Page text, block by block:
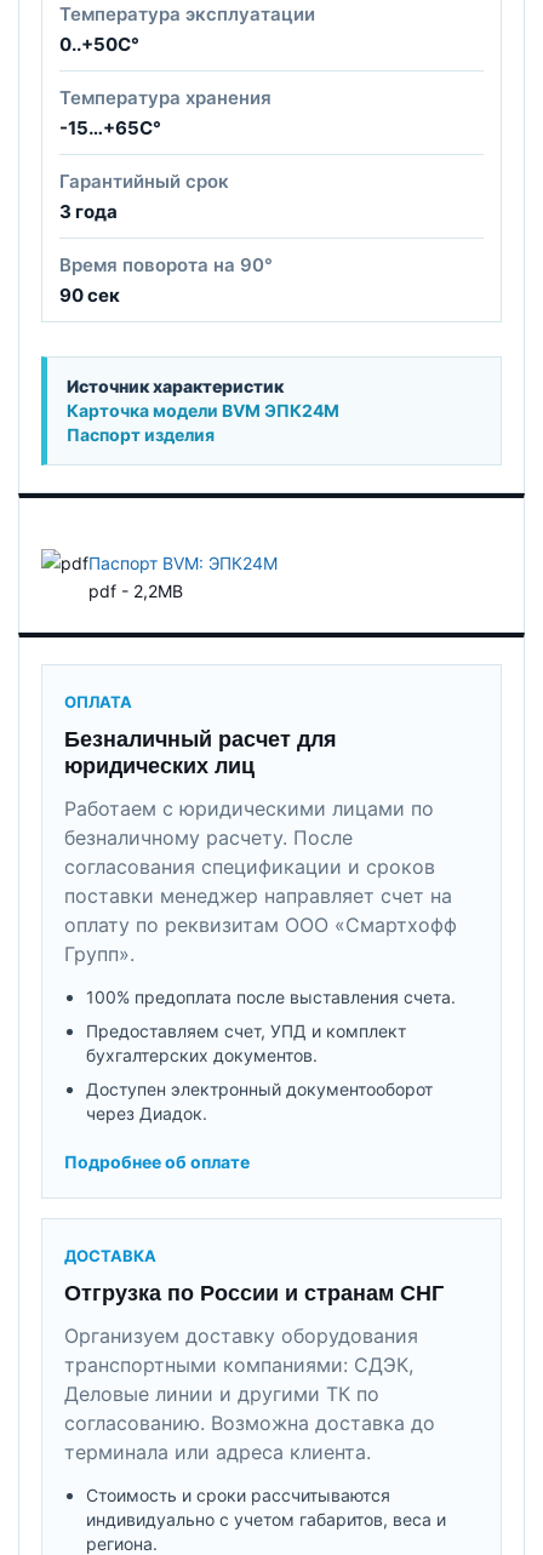
Температура эксплуатации
0..+50С°
Температура хранения
-15…+65С°
Гарантийный срок
3 года
Время поворота на 90°
90 сек
Источник характеристик
Карточка модели BVM ЭПК24М
Паспорт изделия
Паспорт BVM: ЭПК24М
pdf - 2,2MB
ОПЛАТА
Безналичный расчет для
юридических лиц
Работаем с юридическими лицами по
безналичному расчету. После
согласования спецификации и сроков
поставки менеджер направляет счет на
оплату по реквизитам ООО «Смартхофф
Групп».
100% предоплата после выставления счета.
Предоставляем счет, УПД и комплект
бухгалтерских документов.
Доступен электронный документооборот
через Диадок.
Подробнее об оплате
ДОСТАВКА
Отгрузка по России и странам СНГ
Организуем доставку оборудования
транспортными компаниями: СДЭК,
Деловые линии и другими ТК по
согласованию. Возможна доставка до
терминала или адреса клиента.
Стоимость и сроки рассчитываются
индивидуально с учетом габаритов, веса и
региона.